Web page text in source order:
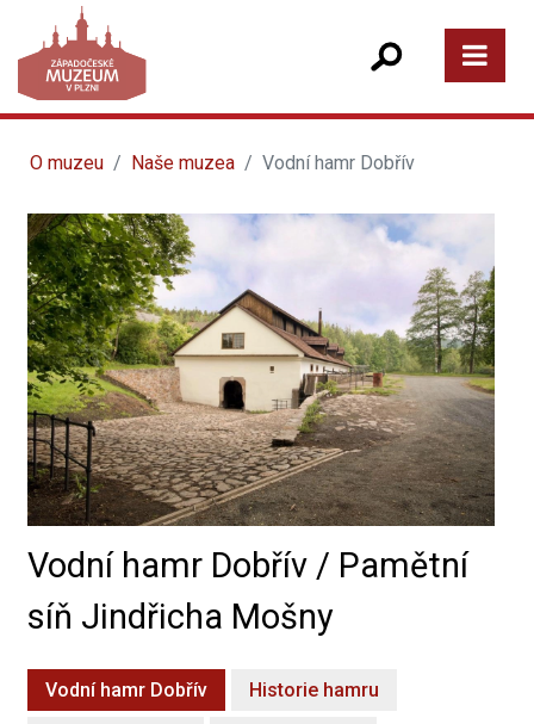
O muzeu Naše muzea Vodní hamr Dobřív
Vodní hamr Dobřív / Pamětní
síň Jindřicha Mošny
Vodní hamr Dobřív Historie hamru